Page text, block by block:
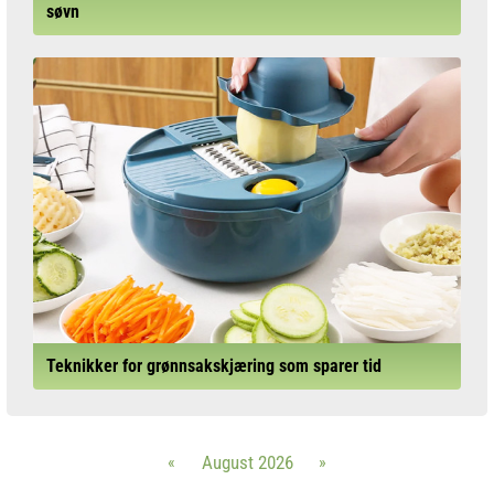
søvn
Teknikker for grønnsakskjæring som sparer tid
« August 2026
»